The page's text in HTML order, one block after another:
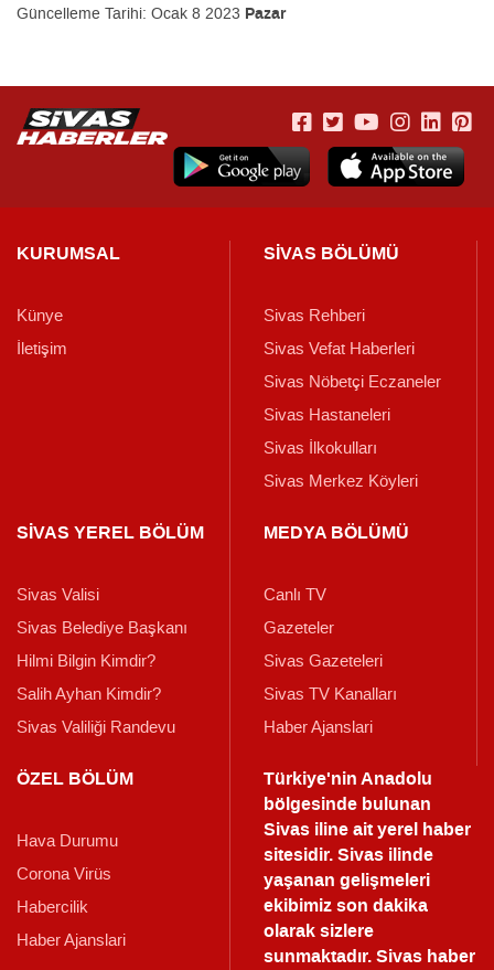
Güncelleme Tarihi: Ocak 8 2023 Pazar
KURUMSAL
Künye
İletişim
SİVAS BÖLÜMÜ
Sivas Rehberi
Sivas Vefat Haberleri
Sivas Nöbetçi Eczaneler
Sivas Hastaneleri
Sivas İlkokulları
Sivas Merkez Köyleri
SİVAS YEREL BÖLÜM
Sivas Valisi
Sivas Belediye Başkanı
Hilmi Bilgin Kimdir?
Salih Ayhan Kimdir?
Sivas Valiliği Randevu
MEDYA BÖLÜMÜ
Canlı TV
Gazeteler
Sivas Gazeteleri
Sivas TV Kanalları
Haber Ajanslari
ÖZEL BÖLÜM
Hava Durumu
Corona Virüs
Habercilik
Haber Ajanslari
Türkiye'nin Anadolu
bölgesinde bulunan
Sivas iline ait yerel haber
sitesidir. Sivas ilinde
yaşanan gelişmeleri
ekibimiz son dakika
olarak sizlere
sunmaktadır.Sivas haber